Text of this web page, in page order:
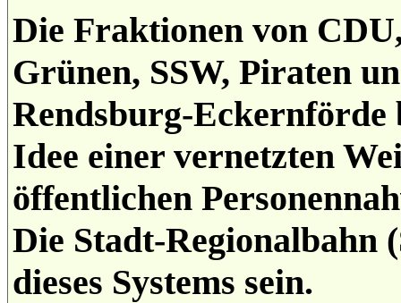
Die Fraktionen von
Grünen, SSW, Piraten
Rendsburg-Eckernförde
Idee einer vernetzten
öffentlichen
Die Stadt-Regionalbahn
dieses Systems sein.